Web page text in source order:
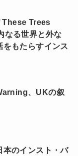
These Trees
なる世界と外な
をもたらすインス
、UKの叙
本のインスト・バ